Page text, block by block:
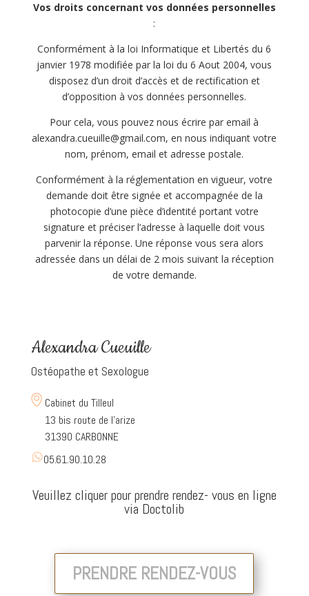
Vos droits concernant vos données personnelles
:
Conformément à la loi Informatique et Libertés du 6
janvier 1978 modifiée par la loi du 6 Aout 2004, vous
disposez d’un droit d’accès et de rectification et
d’opposition à vos données personnelles.
Pour cela, vous pouvez nous écrire par email à
alexandra.cueuille@gmail.com, en nous indiquant votre
nom, prénom, email et adresse postale.
Conformément à la réglementation en vigueur, votre
demande doit être signée et accompagnée de la
photocopie d’une pièce d’identité portant votre
signature et préciser l’adresse à laquelle doit vous
parvenir la réponse. Une réponse vous sera alors
adressée dans un délai de 2 mois suivant la réception
de votre demande.
Alexandra Cueuille
Ostéopathe et Sexologue
Cabinet du Tilleul
13 bis route de l’arize
31390 CARBONNE
05.61.90.10.28
Veuillez cliquer pour prendre rendez- vous en ligne
via Doctolib
PRENDRE RENDEZ-VOUS